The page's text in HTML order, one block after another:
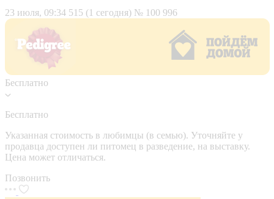
23 июля, 09:34 515 (1 сегодня) № 100 996
Бесплатно
Бесплатно
Указанная стоимость в любимцы (в семью). Уточняйте у
продавца доступен ли питомец в разведение, на выставку.
Цена может отличаться.
Позвонить